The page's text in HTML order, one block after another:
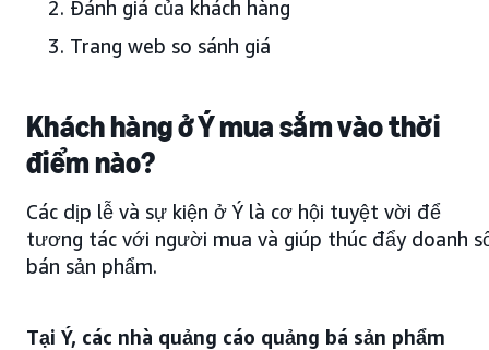
Đánh giá của khách hàng
Trang web so sánh giá
Khách hàng ở Ý mua sắm vào thời
điểm nào?
Các dịp lễ và sự kiện ở Ý là cơ hội tuyệt vời để
tương tác với người mua và giúp thúc đẩy doanh
bán sản phẩm.
Tại Ý, các nhà quảng cáo quảng bá sản phẩm